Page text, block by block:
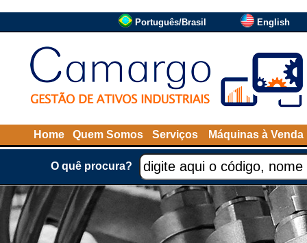
Português/Brasil English
Home Quem Somos Serviços Máquinas à Venda
O quê procura?